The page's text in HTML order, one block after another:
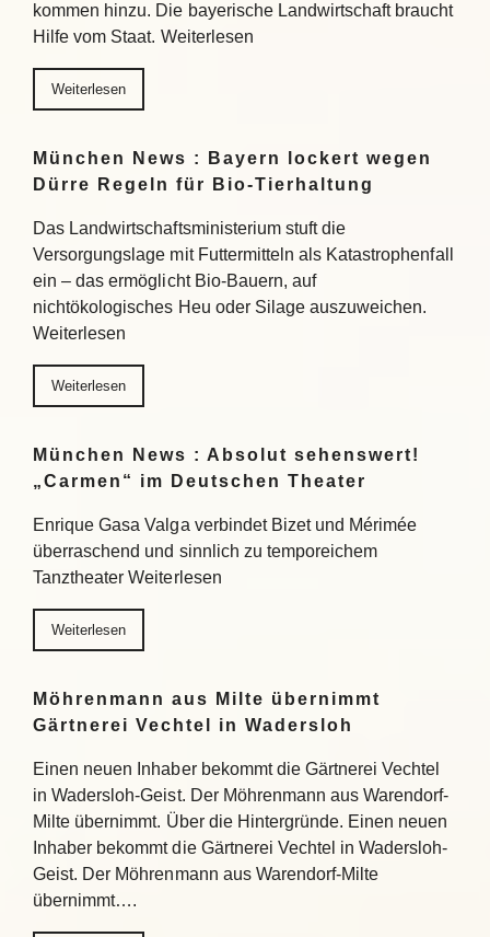
kommen hinzu. Die bayerische Landwirtschaft braucht
Hilfe vom Staat. Weiterlesen
Weiterlesen
München News : Bayern lockert wegen
Dürre Regeln für Bio-Tierhaltung
Das Landwirtschaftsministerium stuft die
Versorgungslage mit Futtermitteln als Katastrophenfall
ein – das ermöglicht Bio-Bauern, auf
nichtökologisches Heu oder Silage auszuweichen.
Weiterlesen
Weiterlesen
München News : Absolut sehenswert!
„Carmen“ im Deutschen Theater
Enrique Gasa Valga verbindet Bizet und Mérimée
überraschend und sinnlich zu temporeichem
Tanztheater Weiterlesen
Weiterlesen
Möhrenmann aus Milte übernimmt
Gärtnerei Vechtel in Wadersloh
Einen neuen Inhaber bekommt die Gärtnerei Vechtel
in Wadersloh-Geist. Der Möhrenmann aus Warendorf-
Milte übernimmt. Über die Hintergründe. Einen neuen
Inhaber bekommt die Gärtnerei Vechtel in Wadersloh-
Geist. Der Möhrenmann aus Warendorf-Milte
übernimmt….